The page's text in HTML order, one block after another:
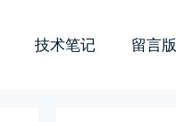
技术笔记 留言版